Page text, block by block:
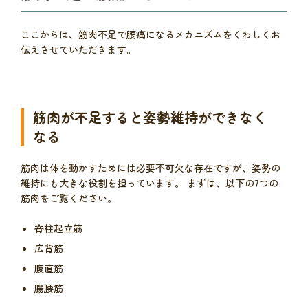
ここからは、筋肉不足で腰痛になるメカニズムをくわしくお
伝えさせていただきます。
筋肉が不足すると姿勢維持ができなく
なる
筋肉は体を動かすためには必要不可欠な存在ですが、姿勢の
維持にも大きな役割を担っています。 まずは、以下の7つの
筋肉をご覧ください。
脊柱起立筋
広背筋
腹直筋
腸腰筋